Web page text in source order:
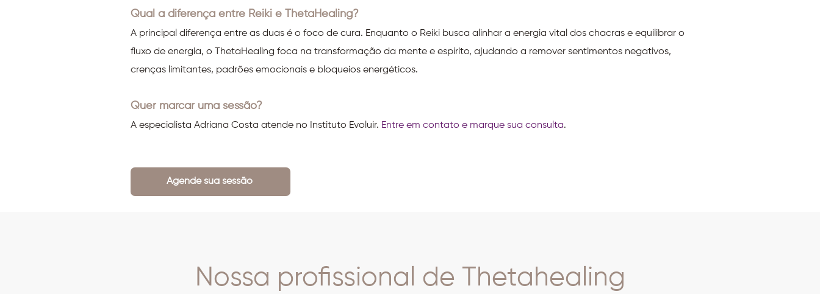
Qual a diferença entre Reiki e ThetaHealing?
A principal diferença entre as duas é o foco de cura. Enquanto o Reiki busca alinhar a energia vital dos chacras e equilibrar o
fluxo de energia, o ThetaHealing foca na transformação da mente e espírito, ajudando a remover sentimentos negativos,
crenças limitantes, padrões emocionais e bloqueios energéticos.
Quer marcar uma sessão?
A especialista Adriana Costa atende no Instituto Evoluir. Entre em contato e marque sua consulta.
Agende sua sessão
Nossa profissional de Thetahealing